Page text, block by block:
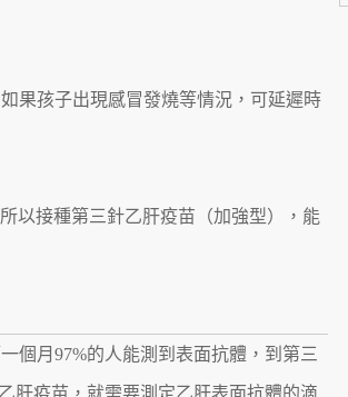
果孩子出現感冒發燒等情況，可延遲時
以接種第三針乙肝疫苗（加強型），能
個月97%的人能測到表面抗體，到第三
肝疫苗，就需要測定乙肝表面抗體的滴